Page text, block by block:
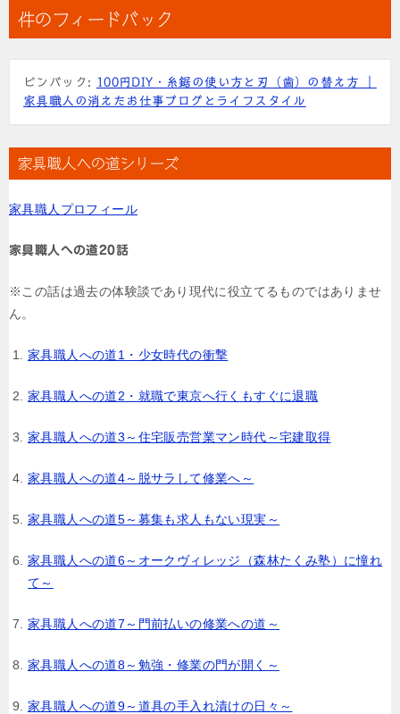
ー
件のフィードバック
ピンバック:
100円DIY・糸鋸の使い方と刃（歯）の替え方 ｜
家具職人の消えたお仕事ブログとライフスタイル
家具職人への道シリーズ
家具職人プロフィール
家具職人への道20話
※この話は過去の体験談であり現代に役立てるものではありませ
ん。
家具職人への道1・少女時代の衝撃
家具職人への道2・就職で東京へ行くもすぐに退職
家具職人への道3～住宅販売営業マン時代～宅建取得
家具職人への道4～脱サラして修業へ～
家具職人への道5～募集も求人もない現実～
家具職人への道6～オークヴィレッジ（森林たくみ塾）に憧れ
て～
家具職人への道7～門前払いの修業への道～
家具職人への道8～勉強・修業の門が開く～
家具職人への道9～道具の手入れ漬けの日々～